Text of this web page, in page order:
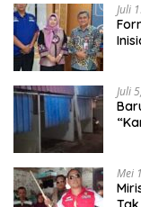
Juli
Juli
Mei